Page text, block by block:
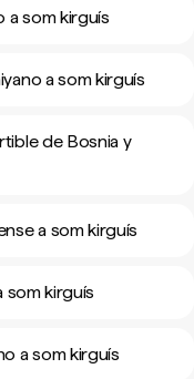
a som kirguís
a som kirguís
de Bosnia y
a som kirguís
som kirguís
a som kirguís